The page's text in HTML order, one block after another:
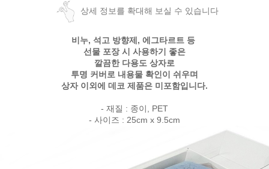
상세 정보를 확대해 보실 수 있습니다
비누, 석고 방향제, 에그타르트 등
선물 포장 시 사용하기 좋은
깔끔한 다용도 상자로
투명 커버로 내용물 확인이 쉬우며
상자 이외에 데코 제품은 미포함입니다.
- 재질 : 종이, PET
- 사이즈 : 25cm x 9.5cm